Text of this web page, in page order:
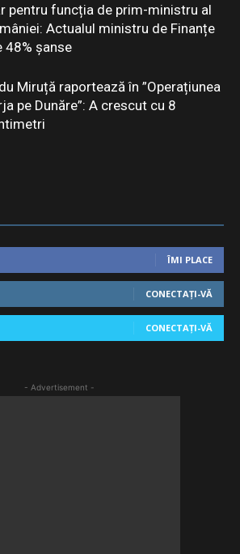
pentru funcția de prim-ministru al
Actualul ministru de Finanțe
48% șanse
Miruță raportează în ”Operațiunea
pe Dunăre”: A crescut cu 8
ÎMI PLACE
CONECTAȚI-VĂ
CONECTAȚI-VĂ
- Advertisement -